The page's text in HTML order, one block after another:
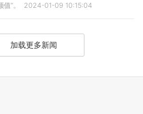
”。
2024-01-09 10:15:04
加载更多新闻